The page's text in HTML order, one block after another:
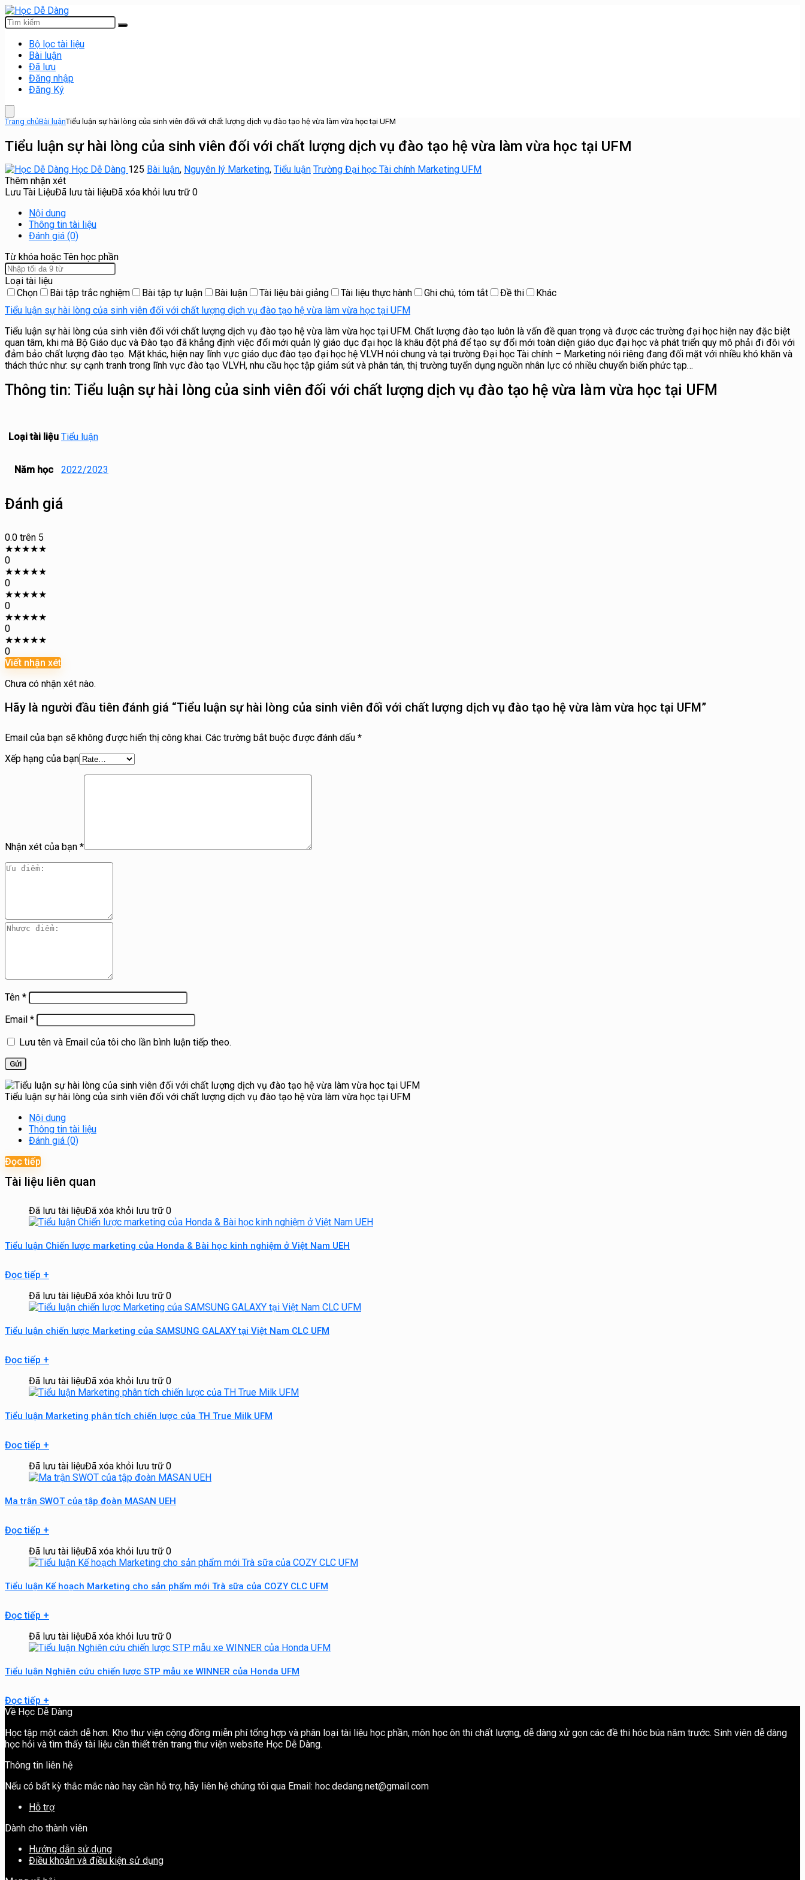
Bộ lọc tài liệu
Bài luận
Đã lưu
Đăng nhập
Đăng Ký
Trang chủBài luậnTiểu luận sự hài lòng của sinh viên đối với chất lượng dịch vụ đào tạo hệ vừa làm vừa học tại UFM
Tiểu luận sự hài lòng của sinh viên đối với chất lượng dịch vụ đào tạo hệ vừa làm vừa học tại UFM
Học Dễ Dàng 125 Bài luận, Nguyên lý Marketing, Tiểu luận Trường Đại học Tài chính Marketing UFM
Thêm nhận xét
Lưu Tài LiệuĐã lưu tài liệuĐã xóa khỏi lưu trữ 0
Nội dung
Thông tin tài liệu
Đánh giá (0)
Từ khóa hoặc Tên học phần
Loại tài liệu
Chọn
Bài tập trắc nghiệm Bài tập tự luận Bài luận Tài liệu bài giảng Tài liệu thực hành Ghi chú, tóm tắt Đề thi
Khác
Tiểu luận sự hài lòng của sinh viên đối với chất lượng dịch vụ đào tạo hệ vừa làm vừa học tại UFM
Tiểu luận sự hài lòng của sinh viên đối với chất lượng dịch vụ đào tạo hệ vừa làm vừa học tại UFM. Chất lượng đào tạo luôn là vấn đề quan trọng và được các trường đại học hiện nay đặc biệt
quan tâm, khi mà Bộ Giáo dục và Đào tạo đã khẳng định việc đổi mới quản lý giáo dục đại học là khâu đột phá để tạo sự đổi mới toàn diện giáo dục đại học và phát triển quy mô phải đi đôi với
đảm bảo chất lượng đào tạo. Mặt khác, hiện nay lĩnh vực giáo dục đào tạo đại học hệ VLVH nói chung và tại trường Đại học Tài chính – Marketing nói riêng đang đối mặt với nhiều khó khăn và
thách thức như: sự cạnh tranh trong lĩnh vực đào tạo VLVH, nhu cầu học tập giảm sút và phân tán, thị trường tuyển dụng nguồn nhân lực có nhiều chuyển biến phức tạp…
Thông tin: Tiểu luận sự hài lòng của sinh viên đối với chất lượng dịch vụ đào tạo hệ vừa làm vừa học tại UFM
Loại tài liệu Tiểu luận
Năm học 2022/2023
Đánh giá
0.0 trên 5
★★★★★
0
★★★★★
0
★★★★★
0
★★★★★
0
★★★★★
0
Viết nhận xét
Chưa có nhận xét nào.
Hãy là người đầu tiên đánh giá “Tiểu luận sự hài lòng của sinh viên đối với chất lượng dịch vụ đào tạo hệ vừa làm vừa học tại UFM”
Email của bạn sẽ không được hiển thị công khai. Các trường bắt buộc được đánh dấu *
Xếp hạng của bạn
Nhận xét của bạn *
Tên *
Email *
Lưu tên và Email của tôi cho lần bình luận tiếp theo.
Tiểu luận sự hài lòng của sinh viên đối với chất lượng dịch vụ đào tạo hệ vừa làm vừa học tại UFM
Nội dung
Thông tin tài liệu
Đánh giá (0)
Đọc tiếp
Tài liệu liên quan
Đã lưu tài liệuĐã xóa khỏi lưu trữ 0
Tiểu luận Chiến lược marketing của Honda & Bài học kinh nghiệm ở Việt Nam UEH
Đọc tiếp +
Đã lưu tài liệuĐã xóa khỏi lưu trữ 0
Tiểu luận chiến lược Marketing của SAMSUNG GALAXY tại Việt Nam CLC UFM
Đọc tiếp +
Đã lưu tài liệuĐã xóa khỏi lưu trữ 0
Tiểu luận Marketing phân tích chiến lược của TH True Milk UFM
Đọc tiếp +
Đã lưu tài liệuĐã xóa khỏi lưu trữ 0
Ma trận SWOT của tập đoàn MASAN UEH
Đọc tiếp +
Đã lưu tài liệuĐã xóa khỏi lưu trữ 0
Tiểu luận Kế hoạch Marketing cho sản phẩm mới Trà sữa của COZY CLC UFM
Đọc tiếp +
Đã lưu tài liệuĐã xóa khỏi lưu trữ 0
Tiểu luận Nghiên cứu chiến lược STP mẫu xe WINNER của Honda UFM
Đọc tiếp +
Về Học Dễ Dàng
Học tập một cách dễ hơn. Kho thư viện cộng đồng miễn phí tổng hợp và phân loại tài liệu học phần, môn học ôn thi chất lượng, dễ dàng xử gọn các đề thi hóc búa năm trước. Sinh viên dễ dàng
học hỏi và tìm thấy tài liệu cần thiết trên trang thư viện website Học Dễ Dàng.
Thông tin liên hệ
Nếu có bất kỳ thắc mắc nào hay cần hỗ trợ, hãy liên hệ chúng tôi qua Email: hoc.dedang.net@gmail.com
Hỗ trợ
Dành cho thành viên
Hướng dẫn sử dụng
Điều khoản và điều kiện sử dụng